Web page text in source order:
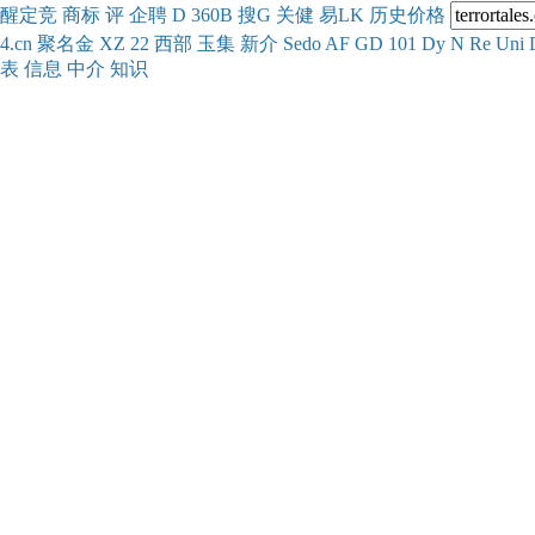
醒定竞 商标 评 企聘 D 360B 搜G 关健 易LK 历史价格
4.cn 聚名金 XZ 22 西部 玉集 新介 Sedo AF GD 101 Dy N Re Uni
表 信息 中介 知识